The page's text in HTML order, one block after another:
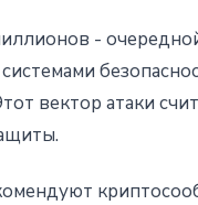
-
вектор атаки